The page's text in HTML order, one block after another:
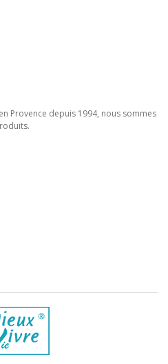
Provence depuis 1994, nous sommes